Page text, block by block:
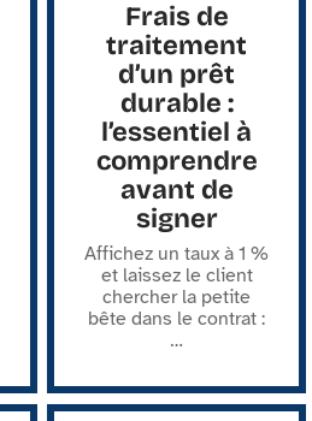
Frais de
traitement
d’un prêt
durable :
l’essentiel à
comprendre
avant de
signer
Affichez un taux à 1 %
et laissez le client
chercher la petite
bête dans le contrat :
…